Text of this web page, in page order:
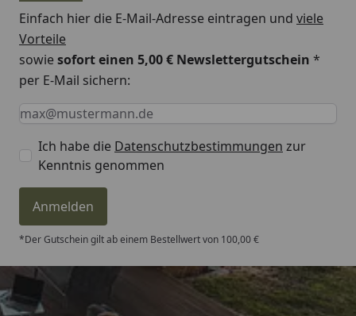
Einfach hier die E-Mail-Adresse eintragen und viele
Vorteile
sowiesofort einen 5,00 € Newslettergutschein *
per E-Mail sichern:
Keine Eingabe erforderlich
Eingabe erforderlich
E-Mail *
Ich habe die Datenschutzbestimmungen zur
Kenntnis genommen
Anmelden
*Der Gutschein gilt ab einem Bestellwert von 100,00 €